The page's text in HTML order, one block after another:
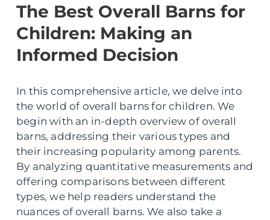
The Best Overall Barns for
Children: Making an
Informed Decision
In this comprehensive article, we delve into
the world of overall barns for children. We
begin with an in-depth overview of overall
barns, addressing their various types and
their increasing popularity among parents.
By analyzing quantitative measurements and
offering comparisons between different
types, we help readers understand the
nuances of overall barns. We also take a